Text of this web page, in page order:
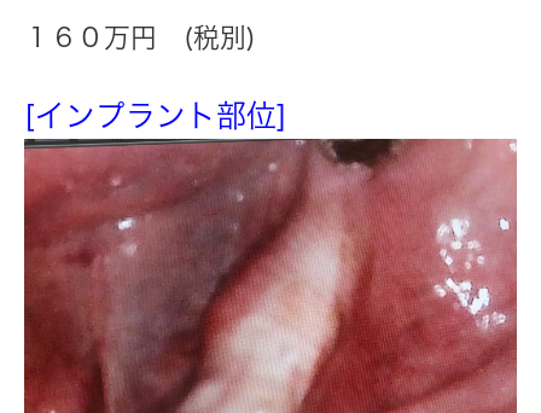
１６０万円 (税別)
[インプラント部位]